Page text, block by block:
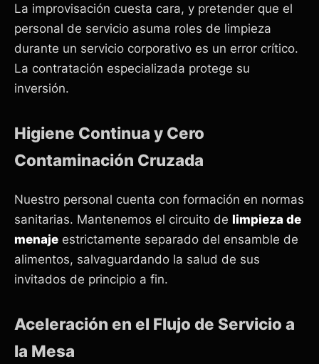
La improvisación cuesta cara, y pretender que el
personal de servicio asuma roles de limpieza
durante un servicio corporativo es un error crítico.
La contratación especializada protege su
inversión.
Higiene Continua y Cero
Contaminación Cruzada
Nuestro personal cuenta con formación en normas
sanitarias. Mantenemos el circuito de limpieza de
menaje estrictamente separado del ensamble de
alimentos, salvaguardando la salud de sus
invitados de principio a fin.
Aceleración en el Flujo de Servicio a
la Mesa